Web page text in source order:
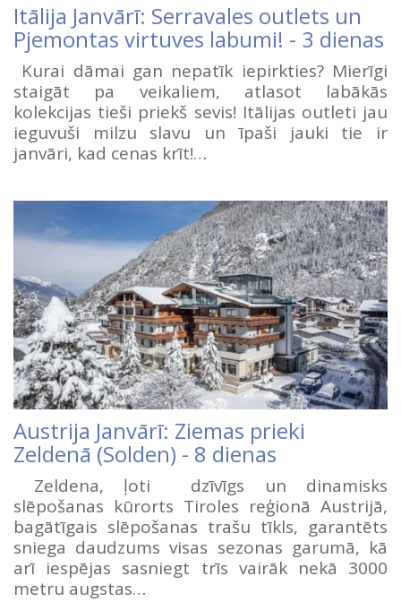
Itālija Janvārī: Serravales outlets un
Pjemontas virtuves labumi! - 3 dienas
Kurai dāmai gan nepatīk iepirkties? Mierīgi
staigāt pa veikaliem, atlasot labākās
kolekcijas tieši priekš sevis! Itālijas outleti jau
ieguvuši milzu slavu un īpaši jauki tie ir
janvāri, kad cenas krīt!…
Austrija Janvārī: Ziemas prieki
Zeldenā (Solden) - 8 dienas
Zeldena, ļoti dzīvīgs un dinamisks
slēpošanas kūrorts Tiroles reģionā Austrijā,
bagātīgais slēpošanas trašu tīkls, garantēts
sniega daudzums visas sezonas garumā, kā
arī iespējas sasniegt trīs vairāk nekā 3000
metru augstas…